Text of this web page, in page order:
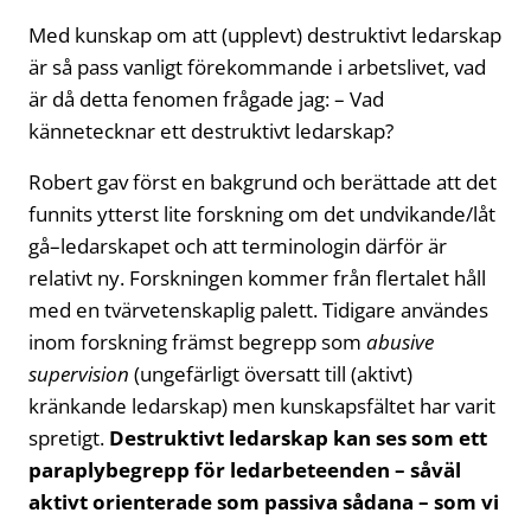
Med kunskap om att (upplevt) destruktivt ledarskap
är så pass vanligt förekommande i arbetslivet, vad
är då detta fenomen frågade jag: – Vad
kännetecknar ett destruktivt ledarskap?
Robert gav först en bakgrund och berättade att det
funnits ytterst lite forskning om det undvikande/låt
gå–ledarskapet och att terminologin därför är
relativt ny. Forskningen kommer från flertalet håll
med en tvärvetenskaplig palett. Tidigare användes
inom forskning främst begrepp som abusive
supervision (ungefärligt översatt till (aktivt)
kränkande ledarskap) men kunskapsfältet har varit
spretigt. Destruktivt ledarskap kan ses som ett
paraplybegrepp för ledarbeteenden – såväl
aktivt orienterade som passiva sådana – som vi